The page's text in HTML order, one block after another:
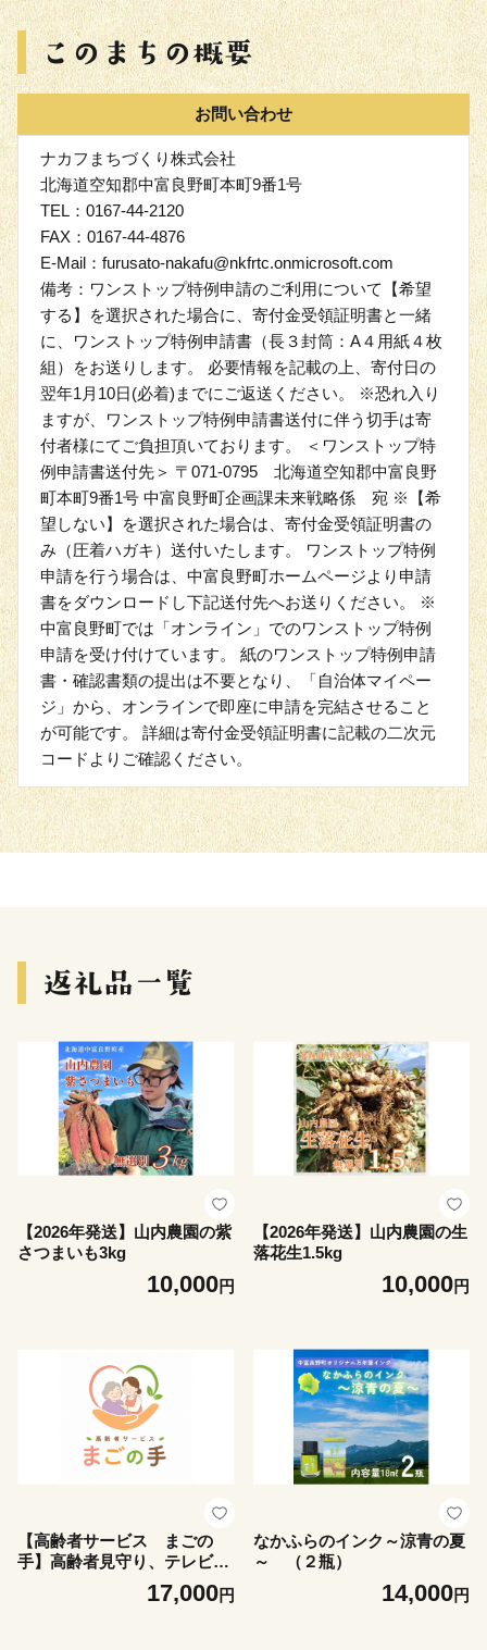
お問い合わせ
ナカフまちづくり株式会社
北海道空知郡中富良野町本町9番1号
TEL：0167-44-2120
FAX：0167-44-4876
E-Mail：furusato-nakafu@nkfrtc.onmicrosoft.com
備考：ワンストップ特例申請のご利用について【希望
する】を選択された場合に、寄付金受領証明書と一緒
に、ワンストップ特例申請書（長３封筒：A４用紙４枚
組）をお送りします。 必要情報を記載の上、寄付日の
翌年1月10日(必着)までにご返送ください。 ※恐れ入り
ますが、ワンストップ特例申請書送付に伴う切手は寄
付者様にてご負担頂いております。 ＜ワンストップ特
例申請書送付先＞ 〒071-0795 北海道空知郡中富良野
町本町9番1号 中富良野町企画課未来戦略係 宛 ※【希
望しない】を選択された場合は、寄付金受領証明書の
み（圧着ハガキ）送付いたします。 ワンストップ特例
申請を行う場合は、中富良野町ホームページより申請
書をダウンロードし下記送付先へお送りください。 ※
中富良野町では「オンライン」でのワンストップ特例
申請を受け付けています。 紙のワンストップ特例申請
書・確認書類の提出は不要となり、「自治体マイペー
ジ」から、オンラインで即座に申請を完結させること
が可能です。 詳細は寄付金受領証明書に記載の二次元
コードよりご確認ください。
【2026年発送】山内農園の紫
さつまいも3kg
10,000円
【2026年発送】山内農園の生
落花生1.5kg
10,000円
【高齢者サービス まごの
手】高齢者見守り、テレビ電
話支援、空き家管理など サ
ービスチケット(5,000円分)
17,000円
なかふらのインク～涼青の夏
～ （２瓶）
14,000円